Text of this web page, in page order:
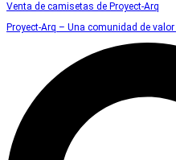
Venta de camisetas de Proyect-Arq
Proyect-Arq – Una comunidad de